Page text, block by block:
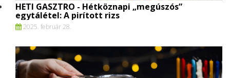
HETI GASZTRO - Hétköznapi „megúszós”
egytálétel: A pirított rizs
2025. február 28.